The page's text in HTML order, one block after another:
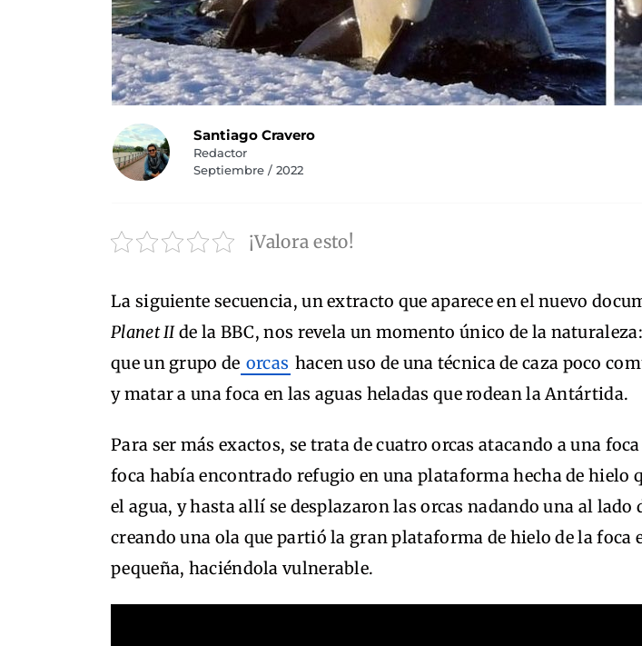
Santiago Cravero
Redactor
Septiembre / 2022
¡Valora esto!
La siguiente secuencia, un extracto que aparece en el nuevo
Planet IIde la BBC, nos revela un momento único de la
que un grupo de orcas hacen uso de una técnica de caza poco
y matar a una foca en las aguas heladas que rodean la Antártida.
Para ser más exactos, se trata de cuatro orcas atacando a una
foca había encontrado refugio en una plataforma hecha de hielo
el agua, y hasta allí se desplazaron las orcas nadando una al lado
creando una ola que partió la gran plataforma de hielo de la foca
pequeña, haciéndola vulnerable.